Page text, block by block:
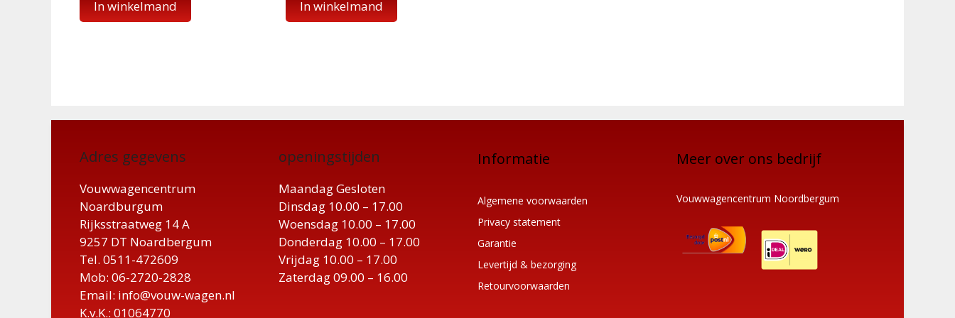
In winkelmand In winkelmand
Adres gegevens
Vouwwagencentrum
Noardburgum
Rijksstraatweg 14 A
9257 DT Noardbergum
Tel. 0511-472609
Mob: 06-2720-2828
Email: info@vouw-wagen.nl
K.v.K.: 01064770
openingstijden
Maandag Gesloten
Dinsdag 10.00 – 17.00
Woensdag 10.00 – 17.00
Donderdag 10.00 – 17.00
Vrijdag 10.00 – 17.00
Zaterdag 09.00 – 16.00
Informatie
Algemene voorwaarden
Privacy statement
Garantie
Levertijd & bezorging
Retourvoorwaarden
Meer over ons bedrijf
Vouwwagencentrum Noordbergum